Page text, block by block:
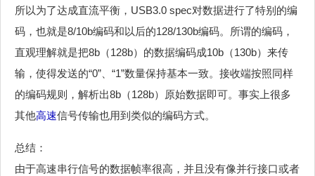
所以为了达成直流平衡，USB3.0 spec对数据进行了特别的编
码，也就是8/10b编码和以后的128/130b编码。所谓的编码，
直观理解就是把8b（128b）的数据编码成10b（130b）来传
输，使得发送的“0”、“1”数量保持基本一致。接收端按照同样
的编码规则，解析出8b（128b）原始数据即可。事实上很多
其他高速信号传输也用到类似的编码方式。
总结：
由于高速串行信号的数据帧率很高，并且没有像并行接口或者